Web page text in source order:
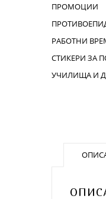
ПРОМОЦИИ
РАБОТНИ
СТИКЕРИ ЗА
УЧИЛИЩА И